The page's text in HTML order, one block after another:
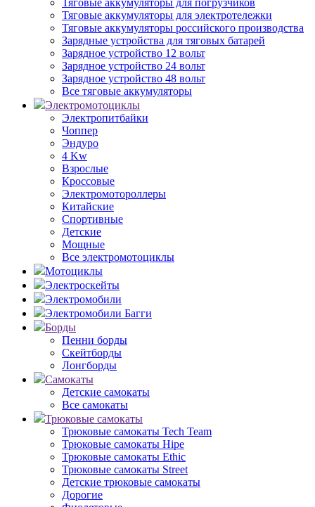
Тяговые аккумуляторы для погрузчиков
Тяговые аккумуляторы для электротележки
Тяговые аккумуляторы российского производства
Зарядные устройства для тяговых батарей
Зарядное устройство 12 вольт
Зарядное устройство 24 вольт
Зарядное устройство 48 вольт
Все тяговые аккумуляторы
Электромотоциклы
Электропитбайки
Чоппер
Эндуро
4 Kw
Взрослые
Кроссовые
Электромотороллеры
Китайские
Спортивные
Детские
Мощные
Все электромотоциклы
Мотоциклы
Электроскейты
Электромобили
Электромобили Багги
Борды
Пенни борды
Скейтборды
Лонгборды
Самокаты
Детские самокаты
Все самокаты
Трюковые самокаты
Трюковые самокаты Tech Team
Трюковые самокаты Hipe
Трюковые самокаты Ethic
Трюковые самокаты Street
Детские трюковые самокаты
Дорогие